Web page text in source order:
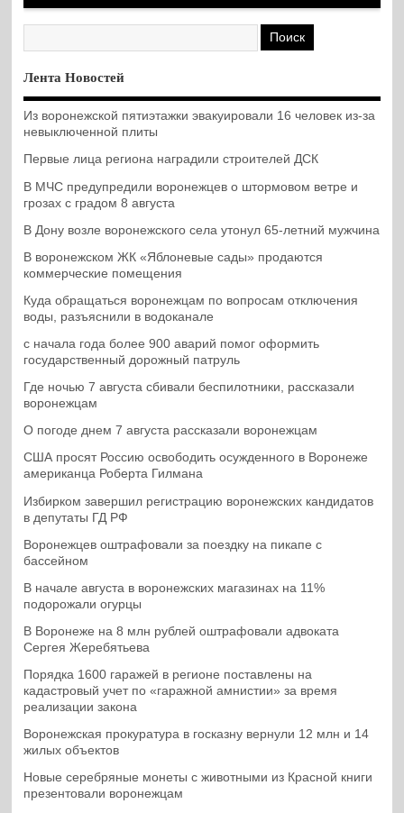
Лента Новостей
Из воронежской пятиэтажки эвакуировали 16 человек из-за
невыключенной плиты
Первые лица региона наградили строителей ДСК
В МЧС предупредили воронежцев о штормовом ветре и
грозах с градом 8 августа
В Дону возле воронежского села утонул 65-летний мужчина
В воронежском ЖК «Яблоневые сады» продаются
коммерческие помещения
Куда обращаться воронежцам по вопросам отключения
воды, разъяснили в водоканале
с начала года более 900 аварий помог оформить
государственный дорожный патруль
Где ночью 7 августа сбивали беспилотники, рассказали
воронежцам
О погоде днем 7 августа рассказали воронежцам
США просят Россию освободить осужденного в Воронеже
американца Роберта Гилмана
Избирком завершил регистрацию воронежских кандидатов
в депутаты ГД РФ
Воронежцев оштрафовали за поездку на пикапе с
бассейном
В начале августа в воронежских магазинах на 11%
подорожали огурцы
В Воронеже на 8 млн рублей оштрафовали адвоката
Сергея Жеребятьева
Порядка 1600 гаражей в регионе поставлены на
кадастровый учет по «гаражной амнистии» за время
реализации закона
Воронежская прокуратура в госказну вернули 12 млн и 14
жилых объектов
Новые серебряные монеты с животными из Красной книги
презентовали воронежцам